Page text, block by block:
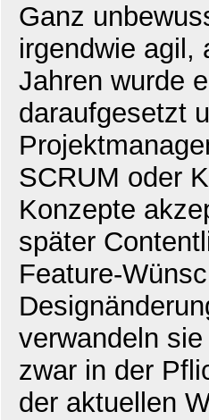
Ganz
irgendwie agil,
Jahren wurde
daraufgesetzt
SCRUM oder
Konzepte
später
Feature-
verwandeln
zwar in der
der aktuellen